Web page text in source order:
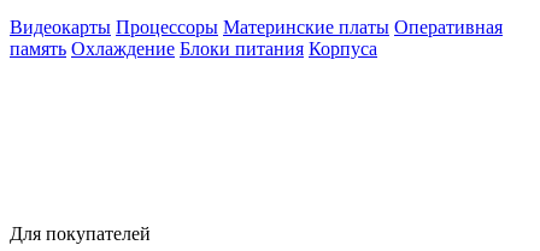
Видеокарты Процессоры Материнские платы Оперативная
память Охлаждение Блоки питания Корпуса
Для покупателей